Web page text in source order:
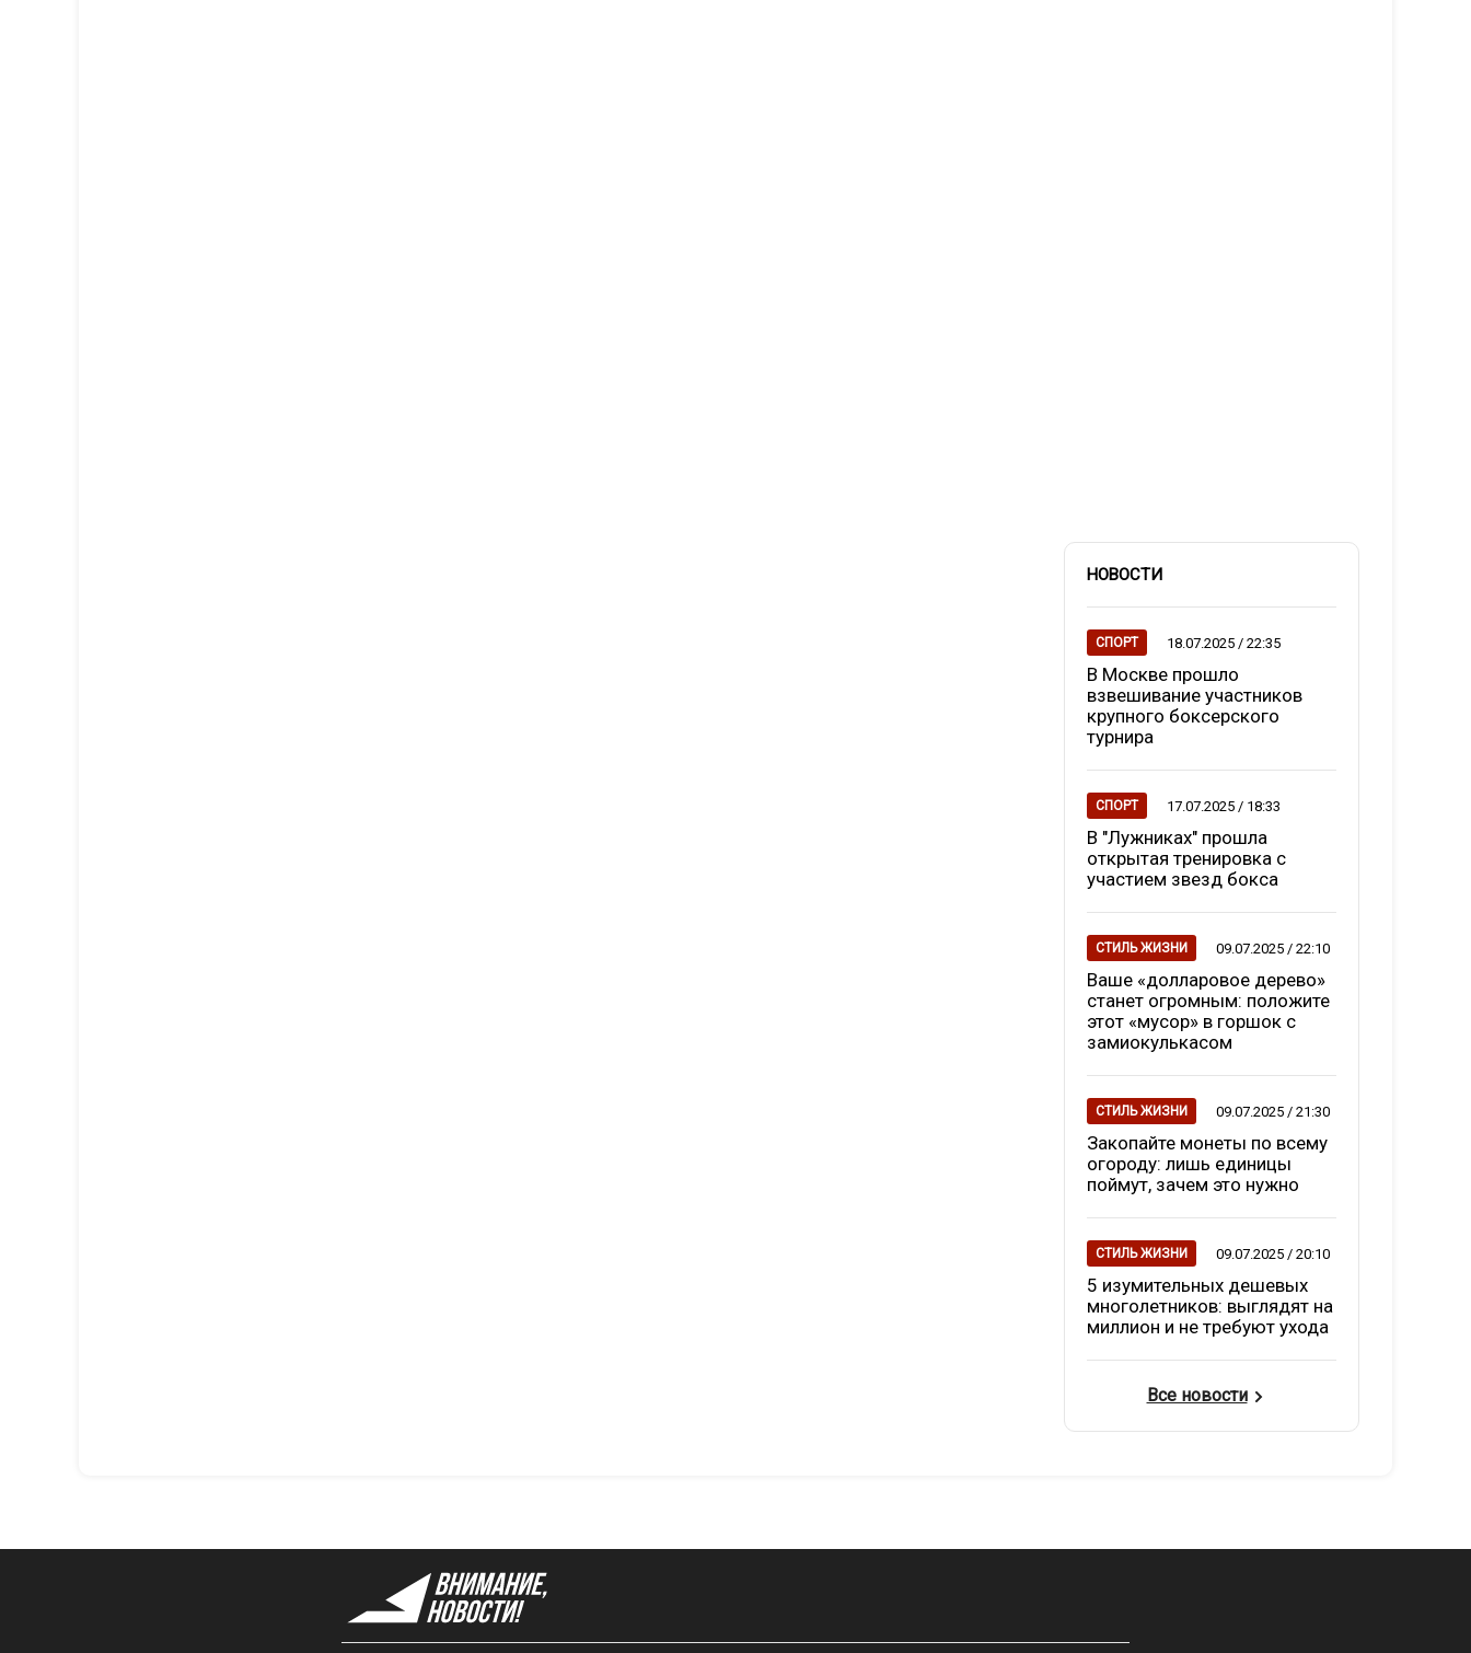
НОВОСТИ
СПОРТ 18.07.2025 / 22:35
В Москве прошло
взвешивание участников
крупного боксерского
турнира
СПОРТ 17.07.2025 / 18:33
В "Лужниках" прошла
открытая тренировка с
участием звезд бокса
СТИЛЬ ЖИЗНИ 09.07.2025 / 22:10
Ваше «долларовое дерево»
станет огромным: положите
этот «мусор» в горшок с
замиокулькасом
СТИЛЬ ЖИЗНИ 09.07.2025 / 21:30
Закопайте монеты по всему
огороду: лишь единицы
поймут, зачем это нужно
СТИЛЬ ЖИЗНИ 09.07.2025 / 20:10
5 изумительных дешевых
многолетников: выглядят на
миллион и не требуют ухода
Все новости